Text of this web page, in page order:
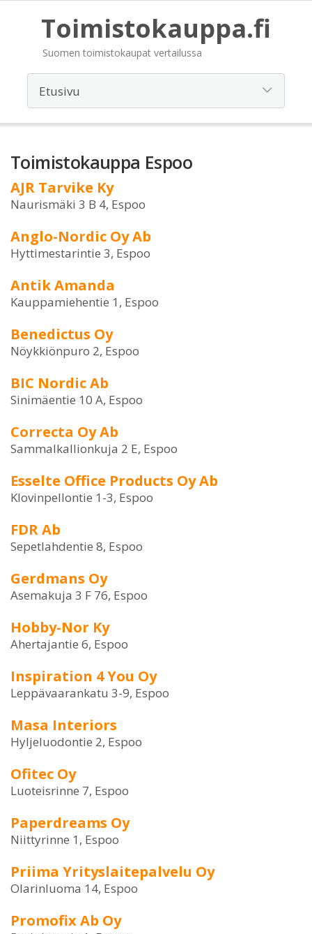
Toimistokauppa.fi
Suomen toimistokaupat vertailussa
Toimistokauppa Espoo
AJR Tarvike Ky
Naurismäki 3 B 4, Espoo
Anglo-Nordic Oy Ab
Hyttimestarintie 3, Espoo
Antik Amanda
Kauppamiehentie 1, Espoo
Benedictus Oy
Nöykkiönpuro 2, Espoo
BIC Nordic Ab
Sinimäentie 10 A, Espoo
Correcta Oy Ab
Sammalkallionkuja 2 E, Espoo
Esselte Office Products Oy Ab
Klovinpellontie 1-3, Espoo
FDR Ab
Sepetlahdentie 8, Espoo
Gerdmans Oy
Asemakuja 3 F 76, Espoo
Hobby-Nor Ky
Ahertajantie 6, Espoo
Inspiration 4 You Oy
Leppävaarankatu 3-9, Espoo
Masa Interiors
Hyljeluodontie 2, Espoo
Ofitec Oy
Luoteisrinne 7, Espoo
Paperdreams Oy
Niittyrinne 1, Espoo
Priima Yrityslaitepalvelu Oy
Olarinluoma 14, Espoo
Promofix Ab Oy